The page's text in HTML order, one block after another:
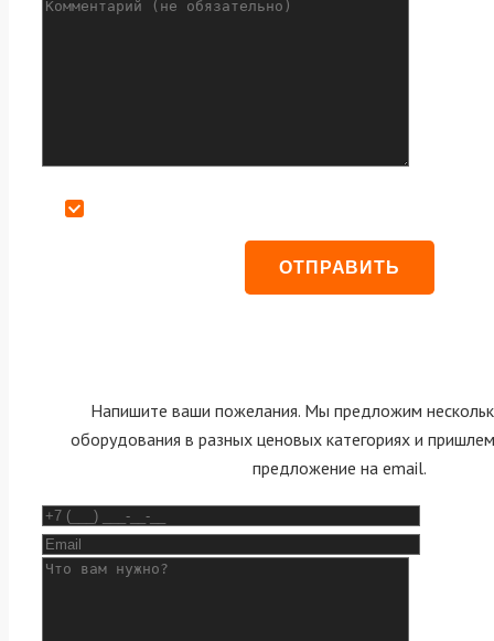
Напишите ваши пожелания. Мы предложим
оборудования в разных ценовых категориях и
предложение на email.